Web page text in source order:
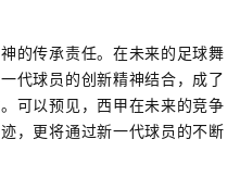
的传承责任。在未来的足球舞
代球员的创新精神结合，成了
可以预见，西甲在未来的竞争
，更将通过新一代球员的不断